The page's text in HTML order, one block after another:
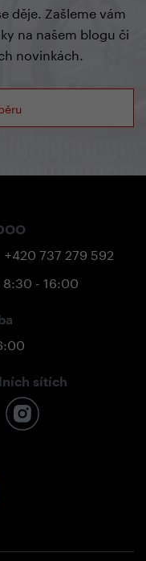
děje. Zašleme vám
na našem blogu či
novinkách.
+420 737 279 592
8:30 - 16:00
sítích